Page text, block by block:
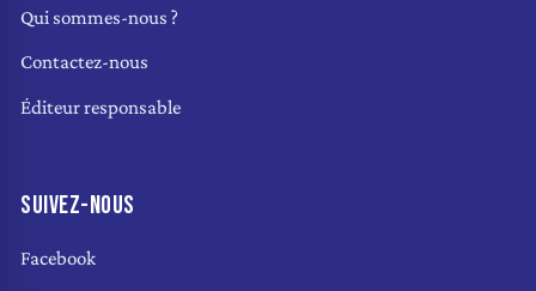
Qui sommes-nous ?
Contactez-nous
Éditeur responsable
SUIVEZ-NOUS
Facebook